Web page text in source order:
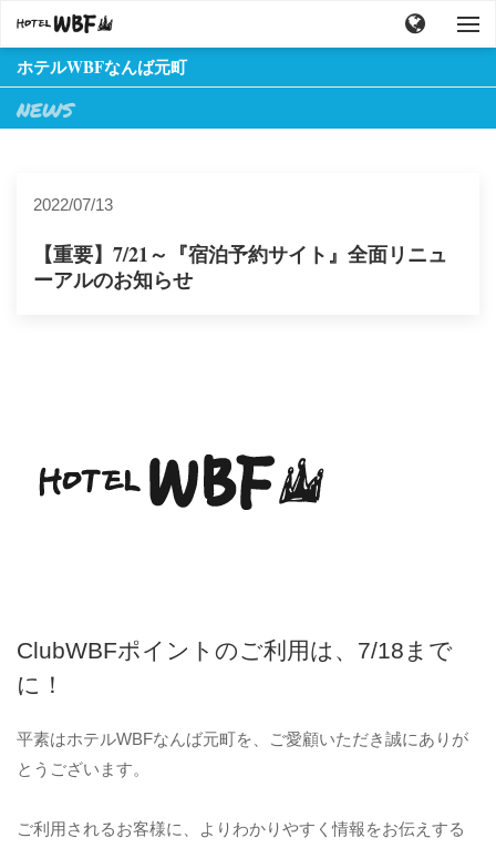
ホテルWBFなんば元町
NEWS
2022/07/13
【重要】7/21～『宿泊予約サイト』全面リニュ
ーアルのお知らせ
ClubWBFポイントのご利用は、7/18まで
に！
平素はホテルWBFなんば元町を、ご愛顧いただき誠にありが
とうございます。
ご利用されるお客様に、よりわかりやすく情報をお伝えする